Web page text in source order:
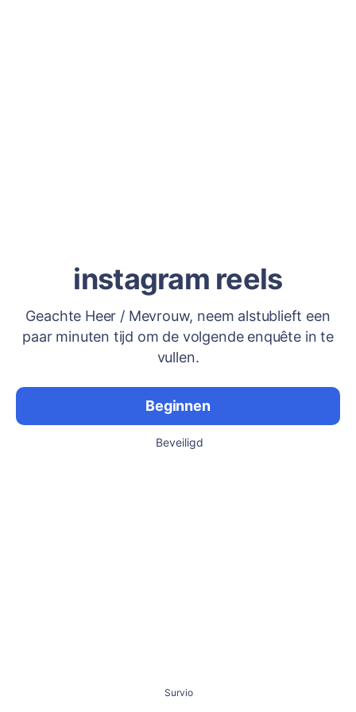
instagram reels
Geachte Heer / Mevrouw, neem alstublieft een
paar minuten tijd om de volgende enquête in te
vullen.
Beginnen
Beveiligd
Survio